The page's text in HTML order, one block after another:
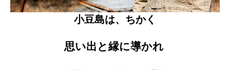
小豆島は、ちかく
思い出と縁に導かれ